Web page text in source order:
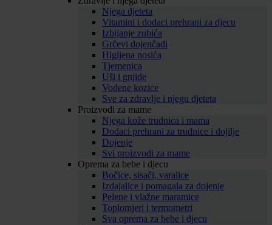
Njega djeteta
Vitamini i dodaci prehrani za djecu
Izbijanje zubića
Grčevi dojenčadi
Higijena nosića
Tjemenica
Uši i gnjide
Vodene kozice
Sve za zdravlje i njegu djeteta
Proizvodi za mame
Njega kože trudnica i mama
Dodaci prehrani za trudnice i dojilje
Dojenje
Svi proizvodi za mame
Oprema za bebe i djecu
Bočice, sisači, varalice
Izdajalice i pomagala za dojenje
Pelene i vlažne maramice
Toplomjeri i termometri
Sva oprema za bebe i djecu